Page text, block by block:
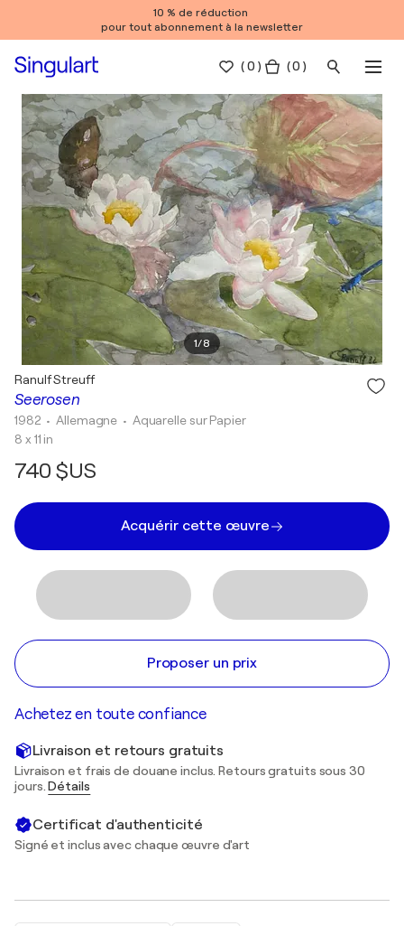
10 % de réduction
pour tout abonnement à la newsletter
(0 ) ( 0 )
1/8
Seerosen
Ranulf Streuff
1982 • Allemagne • Aquarelle sur Papier
8 x 11 in
740 $US
Acquérir cette œuvre
Proposer un prix
Achetez en toute confiance
Livraison et retours gratuits
Livraison et frais de douane inclus. Retours gratuits sous 30
jours.Détails
Certificat d'authenticité
Signé et inclus avec chaque œuvre d'art